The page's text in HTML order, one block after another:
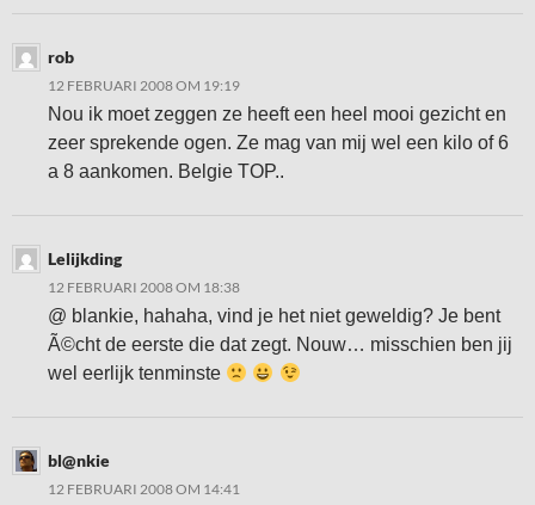
rob
12 FEBRUARI 2008 OM 19:19
Nou ik moet zeggen ze heeft een heel mooi gezicht en
zeer sprekende ogen. Ze mag van mij wel een kilo of 6
a 8 aankomen. Belgie TOP..
Lelijkding
12 FEBRUARI 2008 OM 18:38
@ blankie, hahaha, vind je het niet geweldig? Je bent
Ã©cht de eerste die dat zegt. Nouw… misschien ben jij
wel eerlijk tenminste
bl@nkie
12 FEBRUARI 2008 OM 14:41